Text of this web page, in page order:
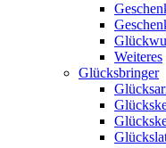
Weiteres
Glücksbringer